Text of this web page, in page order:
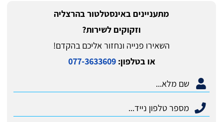
מתעניינים באינסטלטור בהרצליה
וזקוקים לשירות?
השאירו פנייה ונחזור אליכם בהקדם!
או בטלפון:077-3633609